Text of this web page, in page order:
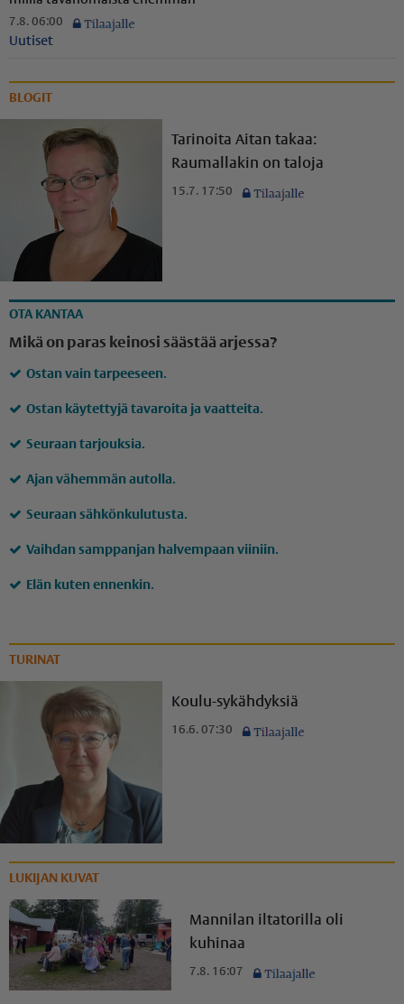
7.8. 06:00
Uutiset
BLOGIT
Tarinoita Aitan takaa:
Raumallakin on taloja
15.7. 17:50
OTA KANTAA
Mikä on paras keinosi säästää arjessa?
Ostan vain tarpeeseen.
Ostan käytettyjä tavaroita ja vaatteita.
Seuraan tarjouksia.
Ajan vähemmän autolla.
Seuraan sähkönkulutusta.
Vaihdan samppanjan halvempaan viiniin.
Elän kuten ennenkin.
TURINAT
Koulu-sykähdyksiä
16.6. 07:30
LUKIJAN KUVAT
Mannilan iltatorilla oli
kuhinaa
7.8. 16:07